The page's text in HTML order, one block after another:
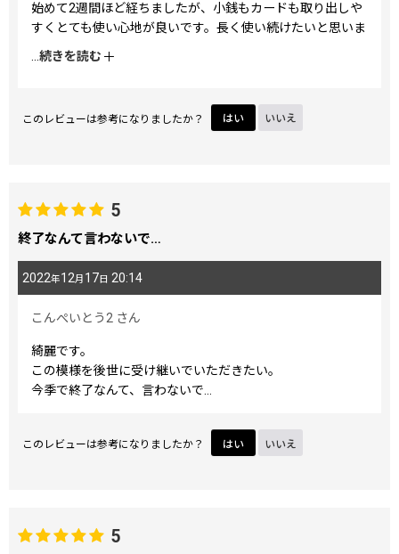
始めて2週間ほど経ちましたが、小銭もカードも取り出しや
すくとても使い心地が良いです。長く使い続けたいと思いま
す！
続きを読む
このレビューは参考になりましたか？ はい いいえ
5
終了なんて言わないで…
2022年12月 17 日 20:14
こんぺいとう2 さん
綺麗です。
この模様を後世に受け継いでいただきたい。
今季で終了なんて、言わないで…
このレビューは参考になりましたか？ はい いいえ
5